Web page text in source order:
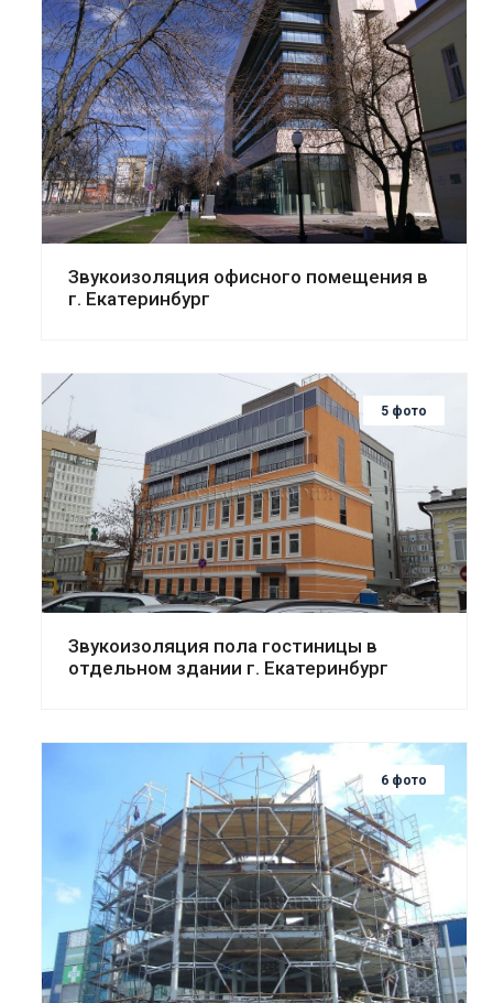
Смотреть проект
Звукоизоляция офисного помещения в
г. Екатеринбург
5 фото
Смотреть проект
Звукоизоляция пола гостиницы в
отдельном здании г. Екатеринбург
6 фото
Смотреть проект